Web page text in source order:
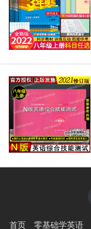
首页 零基础学英语